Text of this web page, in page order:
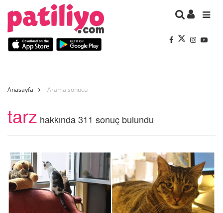
Anasayfa Arama sonucu
tarz hakkında 311 sonuç bulundu